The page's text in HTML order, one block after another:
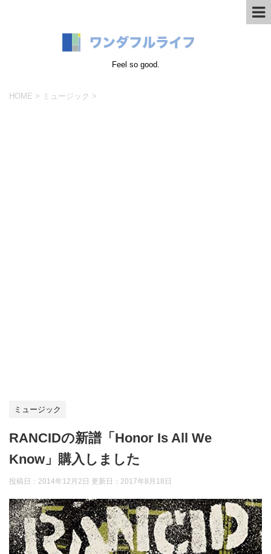
Feel so good.
HOME > ミュージック >
ミュージック
RANCIDの新譜「Honor Is All We
Know」購入しました
投稿日：2014年12月2日 更新日： 2017年8月18日